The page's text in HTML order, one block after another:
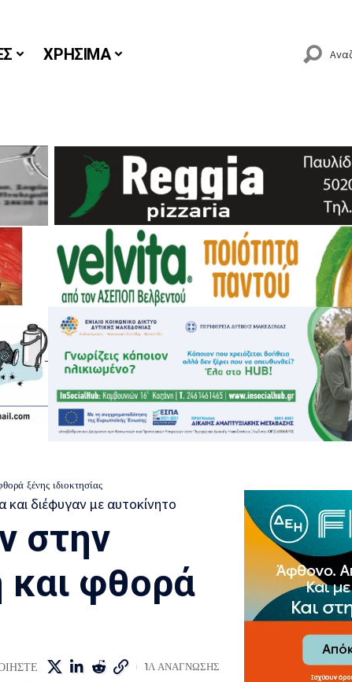
ΧΡΗΣΙΜΑ
ξένης ιδιοκτησίας
στην
και φθορά
1Λ ΑΝΑΓΝΩΣΗΣ